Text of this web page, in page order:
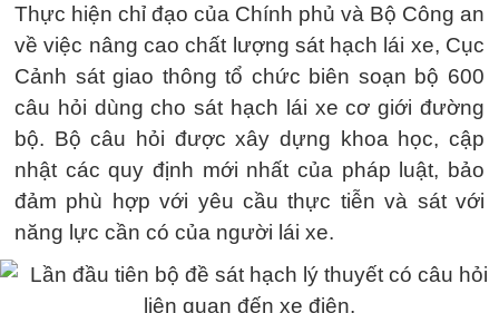
Thực hiện chỉ đạo của Chính phủ và Bộ Công an
về việc nâng cao chất lượng sát hạch lái xe, Cục
Cảnh sát giao thông tổ chức biên soạn bộ 600
câu hỏi dùng cho sát hạch lái xe cơ giới đường
bộ. Bộ câu hỏi được xây dựng khoa học, cập
nhật các quy định mới nhất của pháp luật, bảo
đảm phù hợp với yêu cầu thực tiễn và sát với
năng lực cần có của người lái xe.